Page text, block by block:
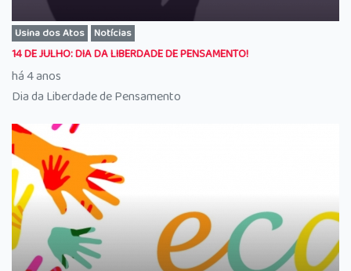
Usina dos Atos Notícias
14 DE JULHO: DIA DA LIBERDADE DE PENSAMENTO!
há 4 anos
Dia da Liberdade de Pensamento